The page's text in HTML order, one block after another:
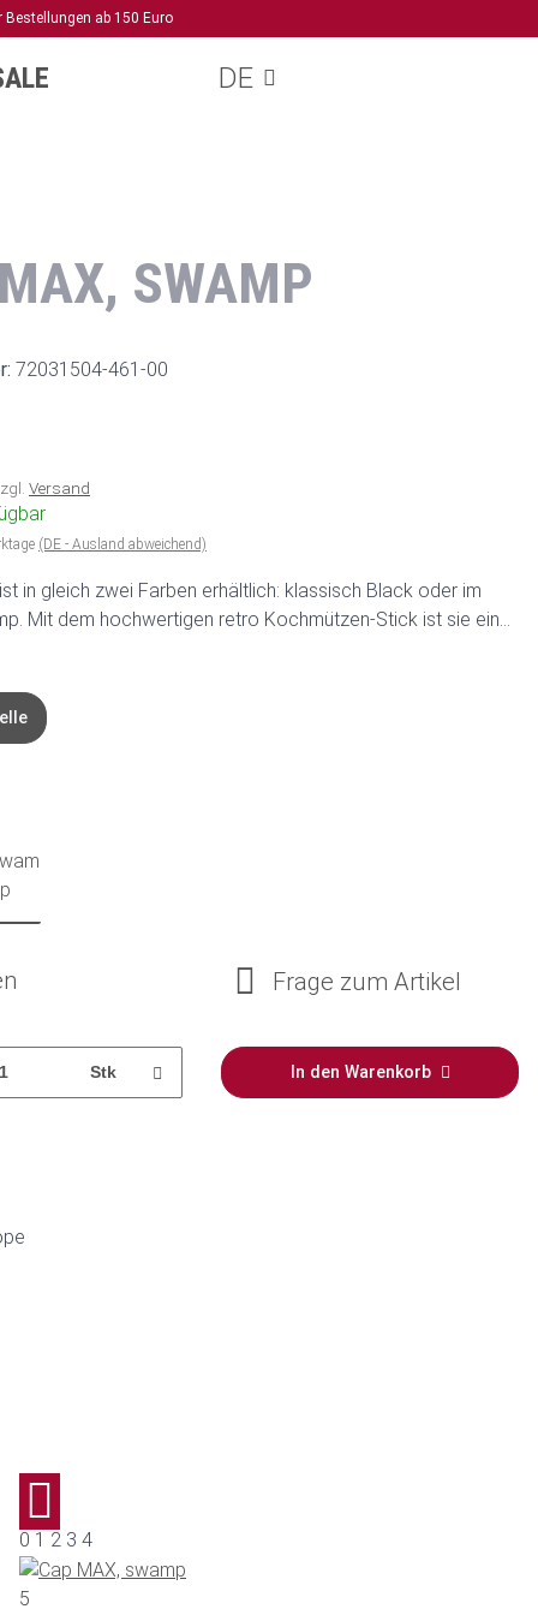
ab 150 Euro
DE
SWAMP
72031504-461-00
Versand
(DE - Ausland abweichend)
in gleich zwei Farben erhältlich: klassisch Black oder im
Mit dem hochwertigen retro Kochmützen-Stick ist sie ein...
Frage zum Artikel
Stk In den Warenkorb
0 1 2 3 4
5